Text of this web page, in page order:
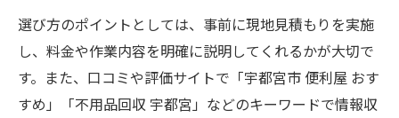
便利屋・不用品回収で安心の対応を受ける
宇都宮市 便利屋 おすすめサービスの比較
女性に優しい便利屋 宇都宮 サービスの特徴
選び方のポイントとしては、事前に現地見積もりを実施
し、料金や作業内容を明確に説明してくれるかが大切で
す。また、口コミや評価サイトで「宇都宮市 便利屋 おす
すめ」「不用品回収 宇都宮」などのキーワードで情報収